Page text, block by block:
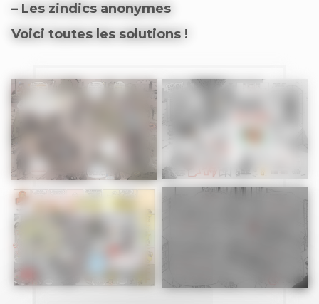
– Les zindics anonymes
Voici toutes les solutions !